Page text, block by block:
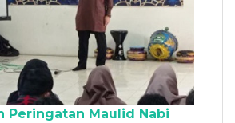
Peringatan Maulid Nabi